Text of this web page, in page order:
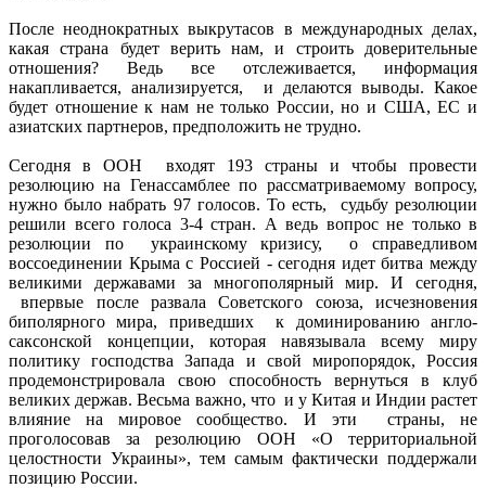
После неоднократных выкрутасов в международных делах,
какая страна будет верить нам, и строить доверительные
отношения? Ведь все отслеживается, информация
накапливается, анализируется, и делаются выводы. Какое
будет отношение к нам не только России, но и США, ЕС и
азиатских партнеров, предположить не трудно.
Сегодня в ООН входят 193 страны и чтобы провести
резолюцию на Генассамблее по рассматриваемому вопросу,
нужно было набрать 97 голосов. То есть, судьбу резолюции
решили всего голоса 3-4 стран. А ведь вопрос не только в
резолюции по украинскому кризису, о справедливом
воссоединении Крыма с Россией - сегодня идет битва между
великими державами за многополярный мир. И сегодня,
впервые после развала Советского союза, исчезновения
биполярного мира, приведших к доминированию англо-
саксонской концепции, которая навязывала всему миру
политику господства Запада и свой миропорядок, Россия
продемонстрировала свою способность вернуться в клуб
великих держав. Весьма важно, что и у Китая и Индии растет
влияние на мировое сообщество. И эти страны, не
проголосовав за резолюцию ООН «О территориальной
целостности Украины», тем самым фактически поддержали
позицию России.